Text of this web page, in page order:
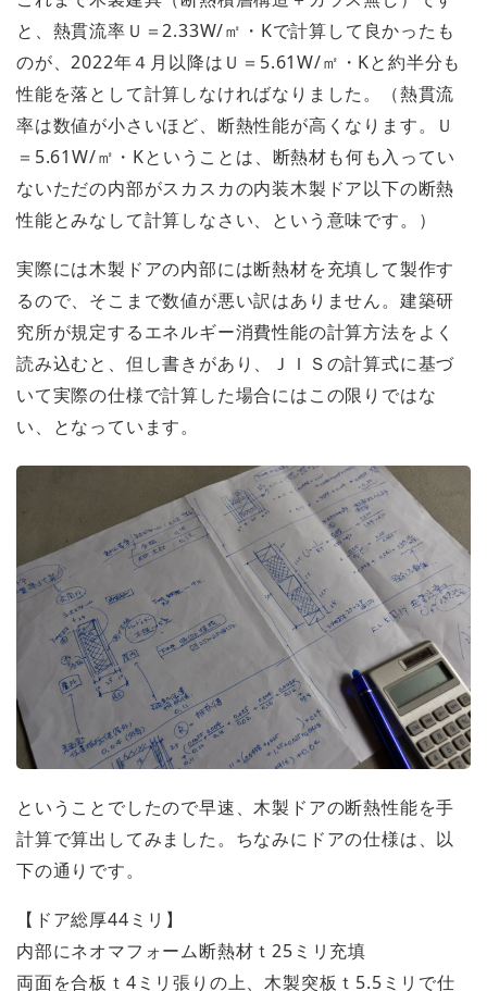
と、熱貫流率Ｕ＝2.33W/㎡・Kで計算して良かったも
のが、2022年４月以降はＵ＝5.61W/㎡・Kと約半分も
性能を落として計算しなければなりました。（熱貫流
率は数値が小さいほど、断熱性能が高くなります。Ｕ
＝5.61W/㎡・Kということは、断熱材も何も入ってい
ないただの内部がスカスカの内装木製ドア以下の断熱
性能とみなして計算しなさい、という意味です。）
実際には木製ドアの内部には断熱材を充填して製作す
るので、そこまで数値が悪い訳はありません。建築研
究所が規定するエネルギー消費性能の計算方法をよく
読み込むと、但し書きがあり、ＪＩＳの計算式に基づ
いて実際の仕様で計算した場合にはこの限りではな
い、となっています。
ということでしたので早速、木製ドアの断熱性能を手
計算で算出してみました。ちなみにドアの仕様は、以
下の通りです。
【ドア総厚44ミリ】
内部にネオマフォーム断熱材ｔ25ミリ充填
両面を合板ｔ4ミリ張りの上、木製突板ｔ5.5ミリで仕